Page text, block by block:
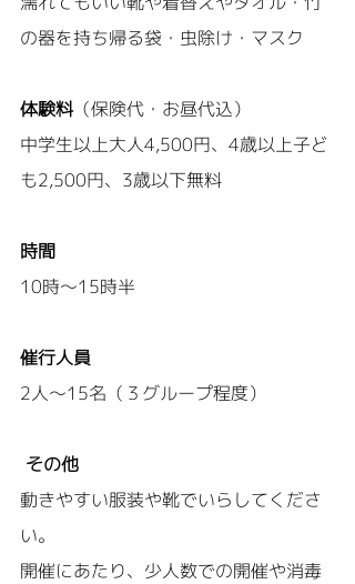
の器を持ち帰る袋・虫除け・マスク
体験料（保険代・お昼代込）
中学生以上大人4,500円、4歳以上子ど
も2,500円、3歳以下無料
時間
10時～15時半
催行人員
2人～15名（３グループ程度）
その他
動きやすい服装や靴でいらしてくださ
い。
開催にあたり、少人数での開催や消毒